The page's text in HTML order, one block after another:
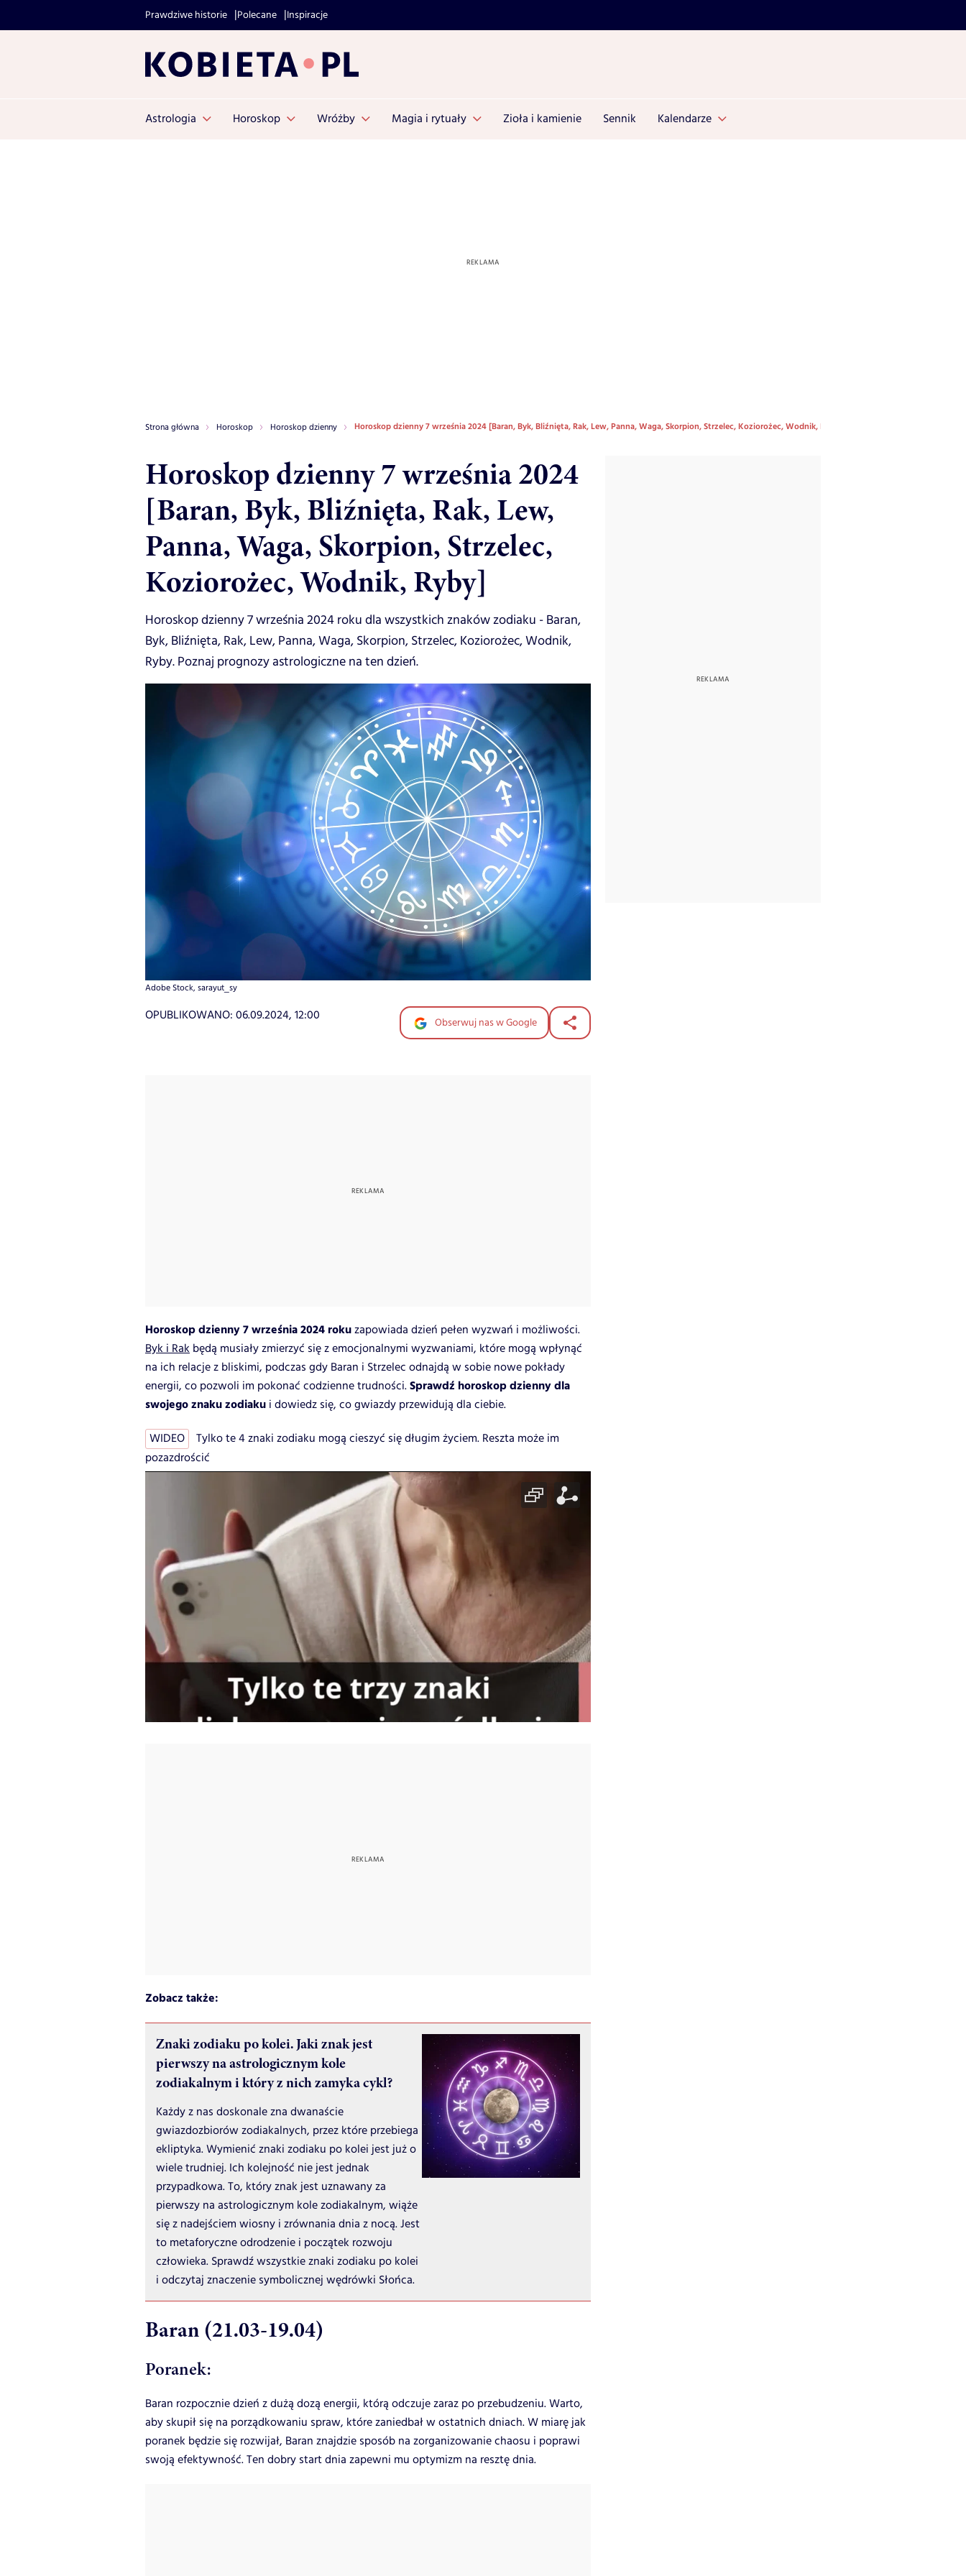
Prawdziwe historie Polecane Inspiracje
Astrologia Horoskop Wróżby Magia i rytuały Zioła i kamienie Sennik Kalendarze
Strona główna Horoskop Horoskop dzienny Horoskop dzienny 7 września 2024 [Baran, Byk, Bliźnięta, Rak, Lew, Panna, Waga, Skorpion, Strzelec, Koziorożec, Wodnik, Ryby]
Horoskop dzienny 7 września 2024
[Baran, Byk, Bliźnięta, Rak, Lew,
Panna, Waga, Skorpion, Strzelec,
Koziorożec, Wodnik, Ryby]
Horoskop dzienny 7 września 2024 roku dla wszystkich znaków zodiaku - Baran,
Byk, Bliźnięta, Rak, Lew, Panna, Waga, Skorpion, Strzelec, Koziorożec, Wodnik,
Ryby. Poznaj prognozy astrologiczne na ten dzień.
Adobe Stock, sarayut_sy
OPUBLIKOWANO: 06.09.2024, 12:00 Obserwuj nas w Google
Horoskop dzienny 7 września 2024 rokuzapowiada dzień pełen wyzwań i możliwości.
Byk i Rak będą musiały zmierzyć się z emocjonalnymi wyzwaniami, które mogą wpłynąć
na ich relacje z bliskimi, podczas gdy Baran i Strzelec odnajdą w sobie nowe pokłady
energii, co pozwoli im pokonać codzienne trudności.Sprawdź horoskop dzienny dla
swojego znaku zodiaku i dowiedz się, co gwiazdy przewidują dla ciebie.
WIDEO
Tylko te 4 znaki zodiaku mogą cieszyć się długim życiem. Reszta może im
pozazdrościć
Zobacz także:
Znaki zodiaku po kolei. Jaki znak jest
pierwszy na astrologicznym kole
zodiakalnym i który z nich zamyka cykl?
Każdy z nas doskonale zna dwanaście
gwiazdozbiorów zodiakalnych, przez które przebiega
ekliptyka. Wymienić znaki zodiaku po kolei jest już o
wiele trudniej. Ich kolejność nie jest jednak
przypadkowa. To, który znak jest uznawany za
pierwszy na astrologicznym kole zodiakalnym, wiąże
się z nadejściem wiosny i zrównania dnia z nocą. Jest
to metaforyczne odrodzenie i początek rozwoju
człowieka. Sprawdź wszystkie znaki zodiaku po kolei
i odczytaj znaczenie symbolicznej wędrówki Słońca.
Baran (21.03-19.04)
Poranek:
Baran rozpocznie dzień z dużą dozą energii, którą odczuje zaraz po przebudzeniu. Warto,
aby skupił się na porządkowaniu spraw, które zaniedbał w ostatnich dniach. W miarę jak
poranek będzie się rozwijał, Baran znajdzie sposób na zorganizowanie chaosu i poprawi
swoją efektywność. Ten dobry start dnia zapewni mu optymizm na resztę dnia.